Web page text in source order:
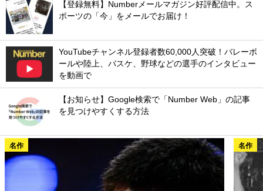
【登録無料】Numberメールマガジン好評配信中。ス
ポーツの「今」をメールでお届け！
YouTubeチャンネル登録者数60,000人突破！バレーボ
ールや陸上、バスケ、野球などの選手のインタビュー
を動画で
【お知らせ】Google検索で「Number Web」の記事
を見つけやすくする方法
名作 名作